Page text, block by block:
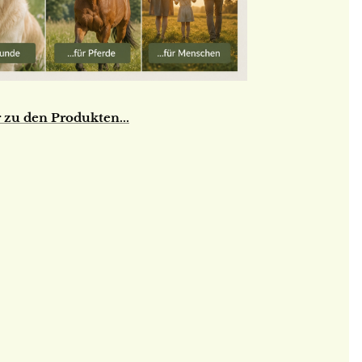
zu den Produkten...